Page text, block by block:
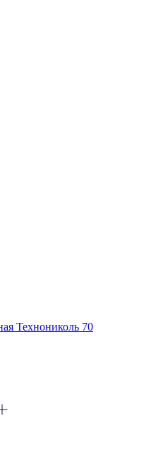
Технониколь 70